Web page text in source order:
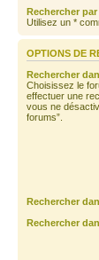
Rechercher
Utilisez un *
OPTIONS DE
Rechercher
Choisissez le
effectuer une
vous ne
forums”.
Rechercher
Rechercher